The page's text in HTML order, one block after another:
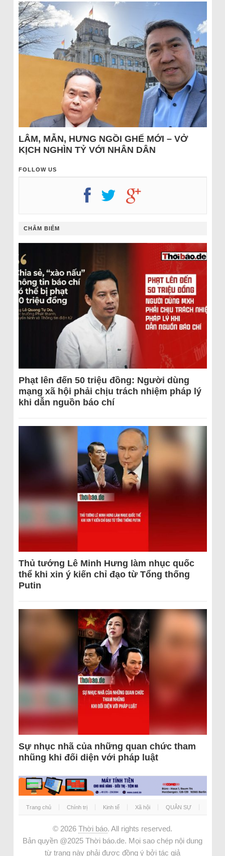
LÂM, MẪN, HƯNG NGỒI GHẾ MỚI – VỞ
KỊCH NGHÌN TỶ VỚI NHÂN DÂN
FOLLOW US
CHÂM BIẾM
Phạt lên đến 50 triệu đồng: Người dùng
mạng xã hội phải chịu trách nhiệm pháp lý
khi dẫn nguồn báo chí
Thủ tướng Lê Minh Hưng làm nhục quốc
thể khi xin ý kiến chỉ đạo từ Tổng thống
Putin
Sự nhục nhã của những quan chức tham
nhũng khi đối diện với pháp luật
Trang chủ Chính trị Kinh tế Xã hội QUÂN SỰ
© 2026 Thời báo. All rights reserved.
Bản quyền @2025 Thời báo.de. Mọi sao chép nội dung
từ trang này phải được đồng ý bởi tác giả